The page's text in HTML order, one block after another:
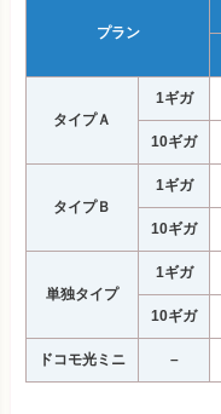
プラン
タイプＡ
1ギガ
10ギガ
タイプＢ
1ギガ
10ギガ
単独タイプ
1ギガ
10ギガ
ドコモ光ミニ –